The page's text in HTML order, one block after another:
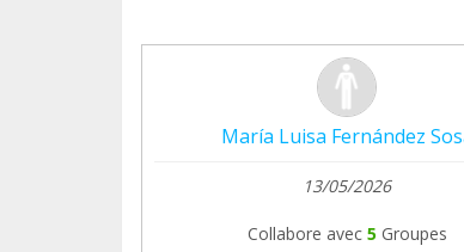
María Luisa Fernández
13/05/2026
Collabore avec 5 Groupes